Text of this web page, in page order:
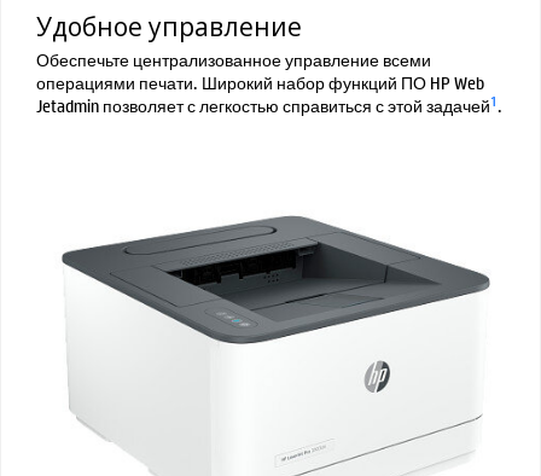
Удобное управление
Обеспечьте централизованное управление всеми
операциями печати. Широкий набор функций ПО HP Web
Jetadmin позволяет с легкостью справиться с этой задачей1.